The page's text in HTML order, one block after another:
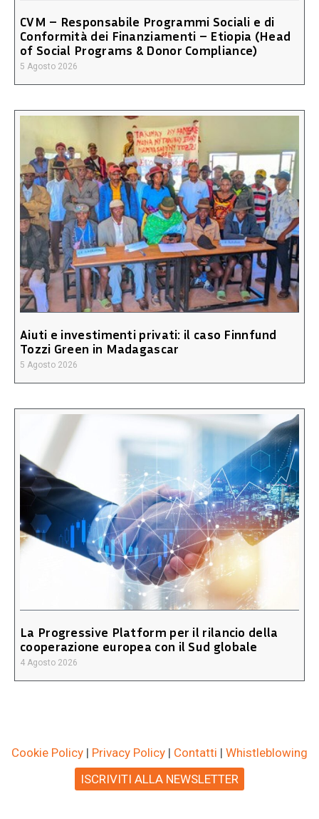
CVM – Responsabile Programmi Sociali e di
Conformità dei Finanziamenti – Etiopia (Head
of Social Programs & Donor Compliance)
5 Agosto 2026
Aiuti e investimenti privati: il caso Finnfund
Tozzi Green in Madagascar
5 Agosto 2026
La Progressive Platform per il rilancio della
cooperazione europea con il Sud globale
4 Agosto 2026
Cookie Policy | Privacy Policy | Contatti | Whistleblowing
ISCRIVITI ALLA NEWSLETTER